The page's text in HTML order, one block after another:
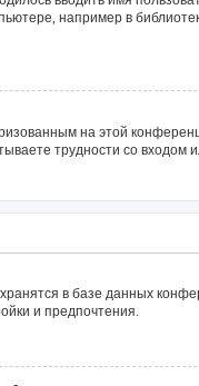
например в
на этой
трудности со
в базе данных
и предпочтения.